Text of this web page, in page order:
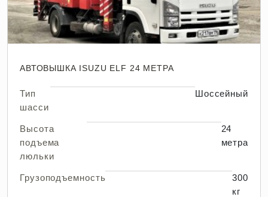
АВТОВЫШКА ISUZU ELF 24 МЕТРА
Тип
шасси
Шоссейный
Высота
подъема
люльки
24
метра
Грузоподъемность
300
кг